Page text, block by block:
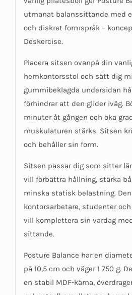
utmanat balanssittande med
och diskret formspråk –
Deskercise.
Placera sitsen ovanpå din
hemkontorsstol och sätt dig
gummibeklagda undersidan
förhindrar att den glider iväg.
minuter åt gången och öka
muskulaturen stärks. Sitsen
och behåller sin form.
Sitsen passar dig som sitter
vill förbättra hållning, stärka
minska statisk belastning.
kontorsarbetare, studenter
vill komplettera sin vardag
sittande.
Posture Balance har en
på 10,5 cm och väger 1 750 g.
en stabil MDF-kärna,